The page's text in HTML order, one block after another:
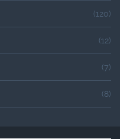
(120)
(12)
(7)
(8)